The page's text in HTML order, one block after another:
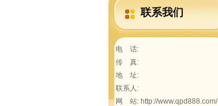
联系我们
电 话:
传 真:
地 址:
联系人:
网 站: http://www.qpd888.com/